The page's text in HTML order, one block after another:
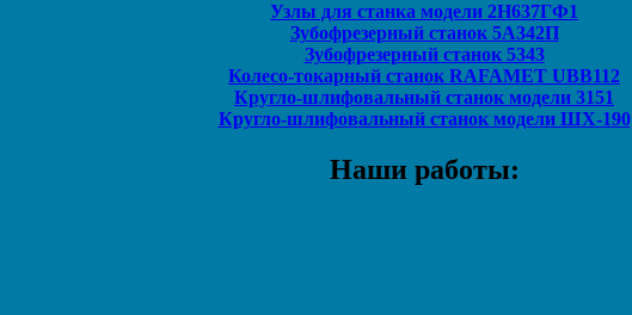
Узлы для станка модели 2Н637ГФ1
Зубофрезерный станок 5А342П
Зубофрезерный станок 5343
Колесо-токарный станок RAFAMET UBB112
Кругло-шлифовальный станок модели 3151
Кругло-шлифовальный станок модели ШХ-190
Наши работы: